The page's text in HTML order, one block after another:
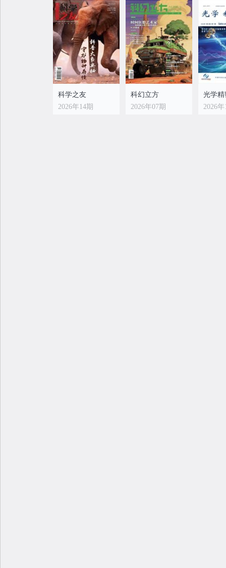
百科知识
2025年16期
百科知识
2025年15期
百科知
2025年
科学之友
2026年14期
科幻立方
2026年07期
光学
2026年